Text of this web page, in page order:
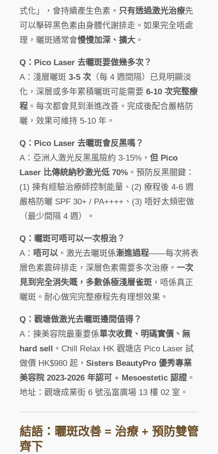
式化」，會持續產生色素。 只有透過激光治療先
可以擊碎黑色素由身體代謝排走。如果完全唔處
理，曬斑通常會慢慢加深、擴大 。
Q：Pico Laser 去曬斑要做幾多次？
A：淺層曬斑 3-5 次 （每 4 週間隔）已見明顯淡
化，深層或多年累積曬斑可能需要 6-10 次完整療
程 。每次都會見到漸進改善。完成後配合嚴格防
曬，效果可維持 5-10 年。
Q：Pico Laser 去曬斑會反黑嗎？
A：亞洲人激光反黑風險約 3-15%， 但 Pico
Laser 比傳統納秒激光低 70% 。預防反黑關鍵：
(1) 揀有經驗治療師控制能量、(2) 療程後 4-6 週
嚴格防曬 SPF 30+ / PA++++、(3) 唔好太頻密做
（最少間隔 4 週）。
Q：曬斑可唔可以一次根治？
A： 唔可以 。激光去曬斑係漸進過程——每次將表
層色素震碎排走，深層色素需要多次治療。 一次
見到完全消失嘅，多數係極淺層雀斑 ，唔係真正
曬斑。耐心做完完整療程先有理想效果。
Q：觀塘做激光去曬斑邊間值得？
A：揀美容院最重要係單次收費、明碼實價、無
hard sell
。Chill Relax HK 觀塘店 Pico Laser 試
做價 HK$980 起， Sisters BeautyPro 優秀專業
美容院 2023-2026 年認可 + Mesoestetic 認證 。
地址：觀塘成業街 6 號泓富廣場 13 樓 02 室。
結語：曬斑改善 = 治療 + 預防雙管
齊下